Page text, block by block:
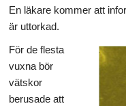
En läkare kommer att
är uttorkad.
För de flesta
vuxna bör
vätskor
berusade att